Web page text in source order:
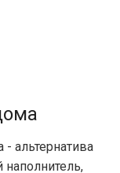
альтернатива